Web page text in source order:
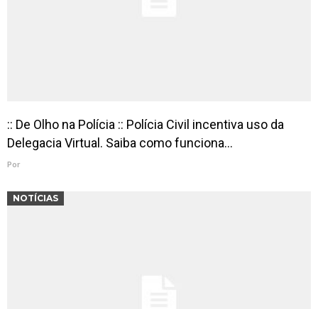
:: De Olho na Polícia :: Polícia Civil incentiva uso da
Delegacia Virtual. Saiba como funciona…
Por
NOTÍCIAS